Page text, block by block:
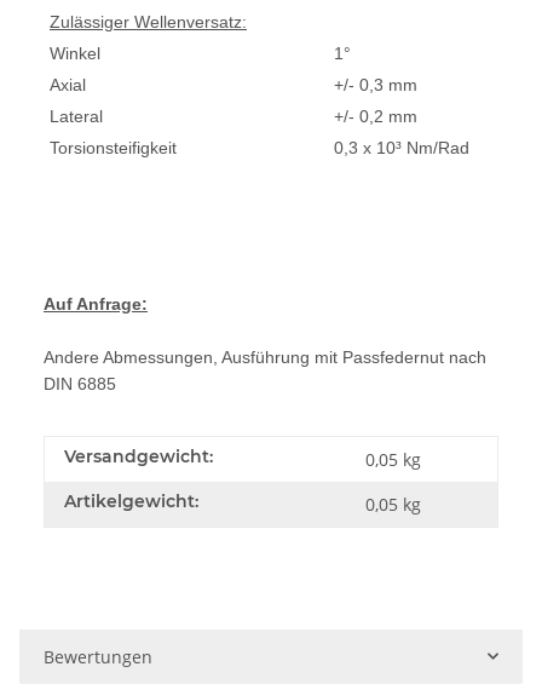
Zulässiger Wellenversatz:
Winkel
1°
Axial
+/- 0,3 mm
Lateral
+/- 0,2 mm
Torsionsteifigkeit
0,3 x 10³ Nm/Rad
Auf Anfrage:
Andere Abmessungen, Ausführung mit Passfedernut nach
DIN 6885
Versandgewicht: 0,05 kg
Artikelgewicht: 0,05 kg
Bewertungen